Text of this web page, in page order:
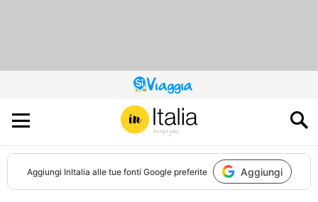
QUESTO
SITO
CONTRIBUISCE
ALL’AUDIENCE
DI
Aggiungi InItalia alle tue fonti Google preferite Aggiungi